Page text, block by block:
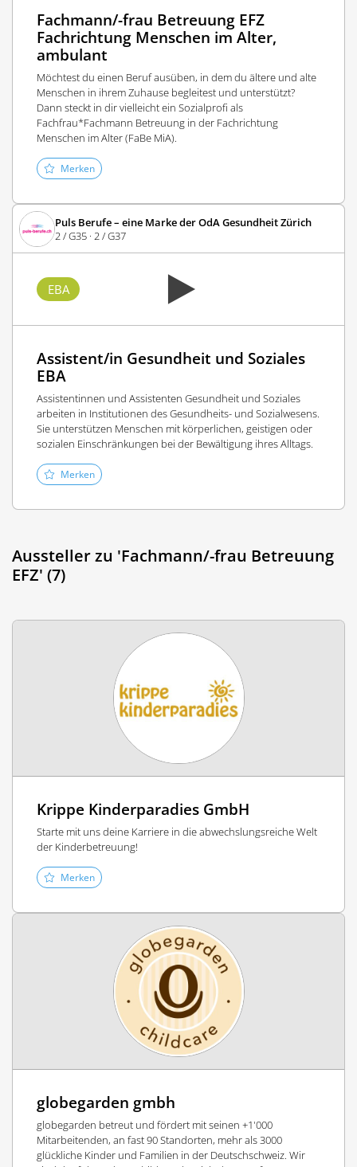
Fachmann/-frau Betreuung EFZ
Fachrichtung Menschen im Alter,
ambulant
Möchtest du einen Beruf ausüben, in dem du ältere und alte
Menschen in ihrem Zuhause begleitest und unterstützt?
Dann steckt in dir vielleicht ein Sozialprofi als
Fachfrau*Fachmann Betreuung in der Fachrichtung
Menschen im Alter (FaBe MiA).
Merken
Puls Berufe – eine Marke der OdA Gesundheit Zürich
2 / G35 · 2 / G37
EBA
Assistent/in Gesundheit und Soziales
EBA
Assistentinnen und Assistenten Gesundheit und Soziales
arbeiten in Institutionen des Gesundheits- und Sozialwesens.
Sie unterstützen Menschen mit körperlichen, geistigen oder
sozialen Einschränkungen bei der Bewältigung ihres Alltags.
Merken
Aussteller zu 'Fachmann/-frau Betreuung
EFZ' (7)
Krippe Kinderparadies GmbH
Starte mit uns deine Karriere in die abwechslungsreiche Welt
der Kinderbetreuung!
Merken
globegarden gmbh
globegarden betreut und fördert mit seinen +1'000
Mitarbeitenden, an fast 90 Standorten, mehr als 3000
glückliche Kinder und Familien in der Deutschschweiz. Wir